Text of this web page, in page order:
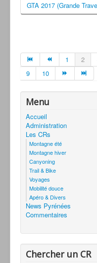
GTA 2017 (Grande
1
2
9
10
Menu
Accueil
Administration
Les CRs
Montagne été
Montagne hiver
Canyoning
Trail & Bike
Voyages
Mobilité douce
Apéro & Divers
News Pyrénées
Commentaires
Chercher un CR